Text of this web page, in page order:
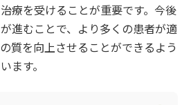
療を受けることが重要です。今後
進むことで、より多くの患者が適
質を向上させることができるよう
ます。